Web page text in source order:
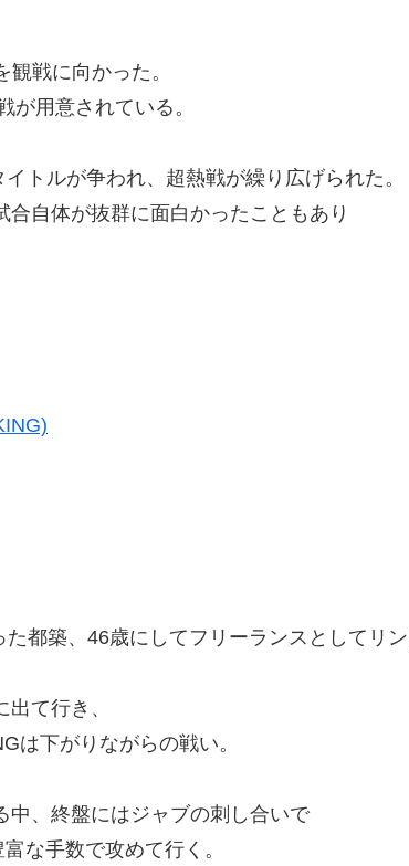
戦に向かった。
が用意されている。
トルが争われ、超熱戦が繰り広げられた。
自体が抜群に面白かったこともあり
都築、46歳にしてフリーランスとしてリ
て行き、
は下がりながらの戦い。
中、終盤にはジャブの刺し合いで
な手数で攻めて行く。